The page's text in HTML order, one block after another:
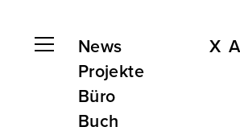
News
Projekte
Büro
Buch
X